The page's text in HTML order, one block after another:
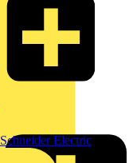
Schneider Electric